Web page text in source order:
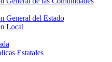
General del Estado
Local
Estatales